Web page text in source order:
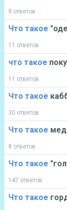
9 ответов
Что такое
11 ответов
что такое
11 ответов
Что такое
30 ответов
Что такое
8 ответов
Что такое
147 ответов
Что такое